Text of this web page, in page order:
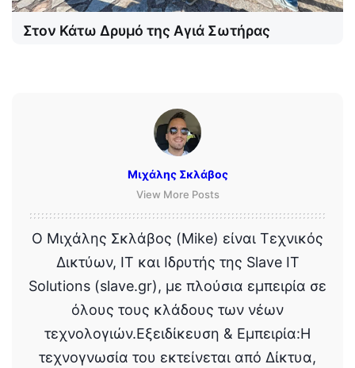
Στον Κάτω Δρυμό της Αγιά Σωτήρας
Μιχάλης Σκλάβος
View More Posts
Ο Μιχάλης Σκλάβος (Mike) είναι Τεχνικός
Δικτύων, IT και Ιδρυτής της Slave IT
Solutions (slave.gr), με πλούσια εμπειρία σε
όλους τους κλάδους των νέων
τεχνολογιών.Εξειδίκευση & Εμπειρία:Η
τεχνογνωσία του εκτείνεται από Δίκτυα,